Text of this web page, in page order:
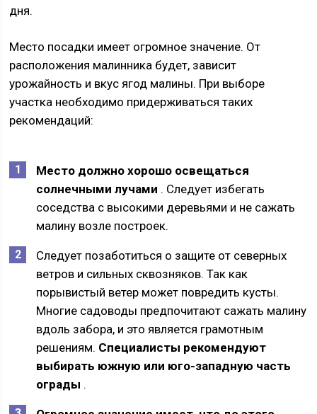
дня.
Место посадки имеет огромное значение. От
расположения малинника будет, зависит
урожайность и вкус ягод малины. При выборе
участка необходимо придерживаться таких
рекомендаций:
Место должно хорошо освещаться
солнечными лучами . Следует избегать
соседства с высокими деревьями и не сажать
малину возле построек.
Следует позаботиться о защите от северных
ветров и сильных сквозняков. Так как
порывистый ветер может повредить кусты.
Многие садоводы предпочитают сажать малину
вдоль забора, и это является грамотным
решениям. Специалисты рекомендуют
выбирать южную или юго-западную часть
ограды .